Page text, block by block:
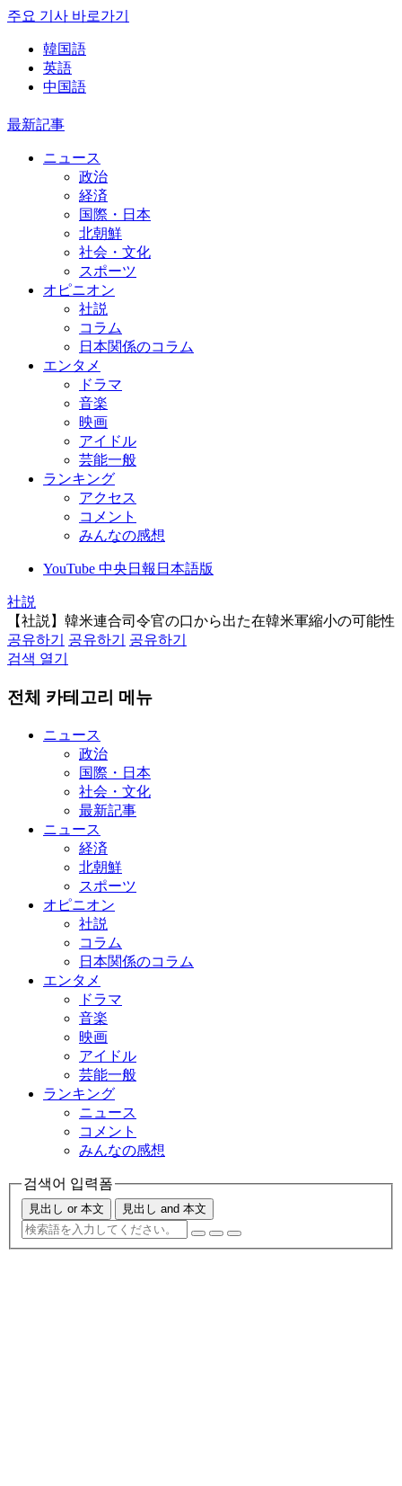
주요 기사 바로가기
韓国語
英語
中国語
最新記事
ニュース
政治
経済
国際・日本
北朝鮮
社会・文化
スポーツ
オピニオン
社説
コラム
日本関係のコラム
エンタメ
ドラマ
音楽
映画
アイドル
芸能一般
ランキング
アクセス
コメント
みんなの感想
YouTube 中央日報日本語版
社説
【社説】韓米連合司令官の口から出た在韓米軍縮小の可能性
공유하기
공유하기
공유하기
검색 열기
전체 카테고리 메뉴
ニュース
政治
国際・日本
社会・文化
最新記事
ニュース
経済
北朝鮮
スポーツ
オピニオン
社説
コラム
日本関係のコラム
エンタメ
ドラマ
音楽
映画
アイドル
芸能一般
ランキング
ニュース
コメント
みんなの感想
검색어 입력폼
見出し or 本文 見出し and 本文